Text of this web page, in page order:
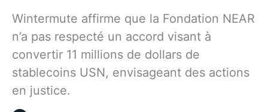
Wintermute affirme que la Fondation NEAR
n’a pas respecté un accord visant à
convertir 11 millions de dollars de
stablecoins USN, envisageant des actions
en justice.